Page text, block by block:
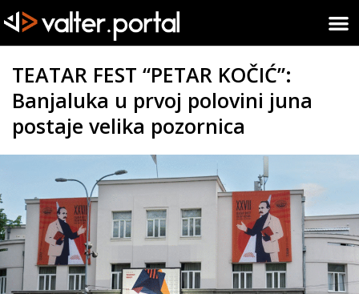
TEATAR FEST “PETAR KOČIĆ”:
Banjaluka u prvoj polovini juna
postaje velika pozornica